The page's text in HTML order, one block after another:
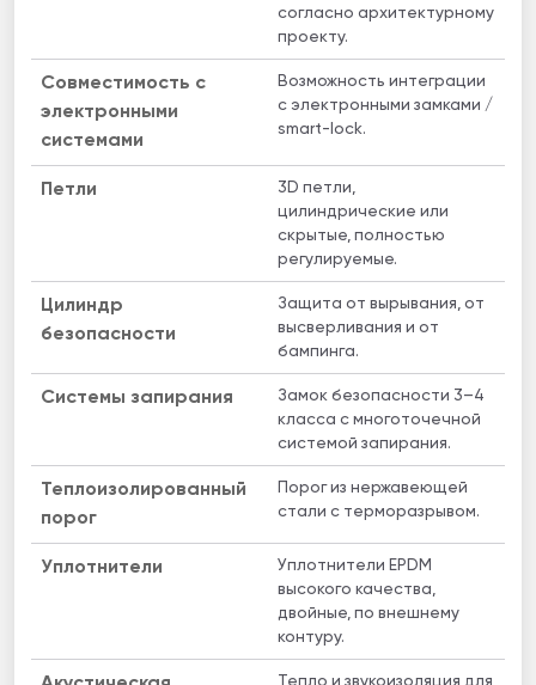
согласно архитектурному
проекту.
Совместимость с
электронными
системами
Возможность интеграции
с электронными замками /
smart-lock.
Петли
3D петли,
цилиндрические или
скрытые, полностью
регулируемые.
Цилиндр
безопасности
Защита от вырывания, от
высверливания и от
бампинга.
Системы запирания
Замок безопасности 3–4
класса с многоточечной
системой запирания.
Теплоизолированный
порог
Порог из нержавеющей
стали с терморазрывом.
Уплотнители
Уплотнители EPDM
высокого качества,
двойные, по внешнему
контуру.